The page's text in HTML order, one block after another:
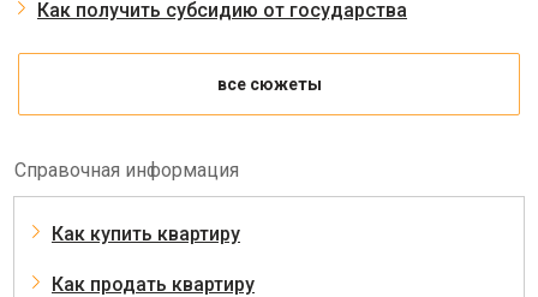
Как получить субсидию от государства
все сюжеты
Справочная информация
Как купить квартиру
Как продать квартиру